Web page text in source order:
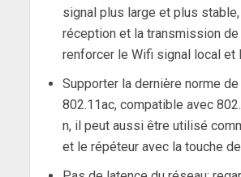
signal plus large et plus
réception et la transmission de
renforcer le Wifi signal local et
Supporter la dernière norme de
802.11ac, compatible avec
n, il peut aussi être utilisé
et le répéteur avec la touche